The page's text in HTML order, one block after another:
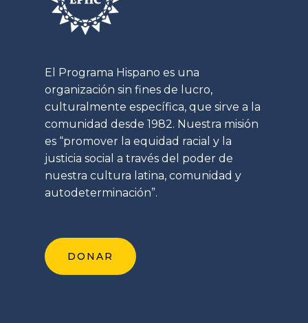
El Programa Hispano es una
organización sin fines de lucro,
culturalmente específica, que sirve a la
comunidad desde 1982. Nuestra misión
es “promover la equidad racial y la
justicia social a través del poder de
nuestra cultura latina, comunidad y
autodeterminación”.
DONAR